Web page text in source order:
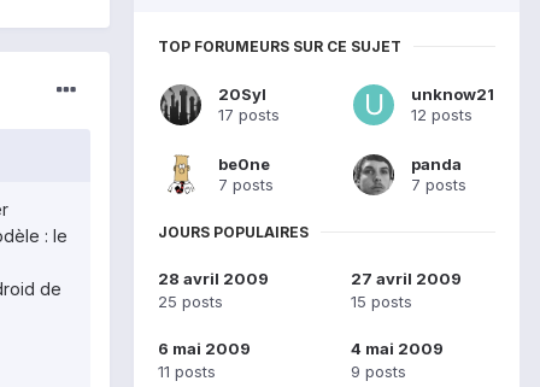
: le
de
TOP FORUMEURS SUR CE SUJET
20Syl
17 posts
unknow21
12 posts
be0ne
7 posts
panda
7 posts
JOURS POPULAIRES
28 avril 2009
25 posts
27 avril 2009
15 posts
6 mai 2009
11 posts
4 mai 2009
9 posts